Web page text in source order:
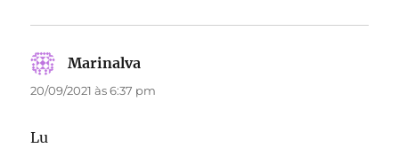
Marinalva
20/09/2021 às 6:37 pm
Lu